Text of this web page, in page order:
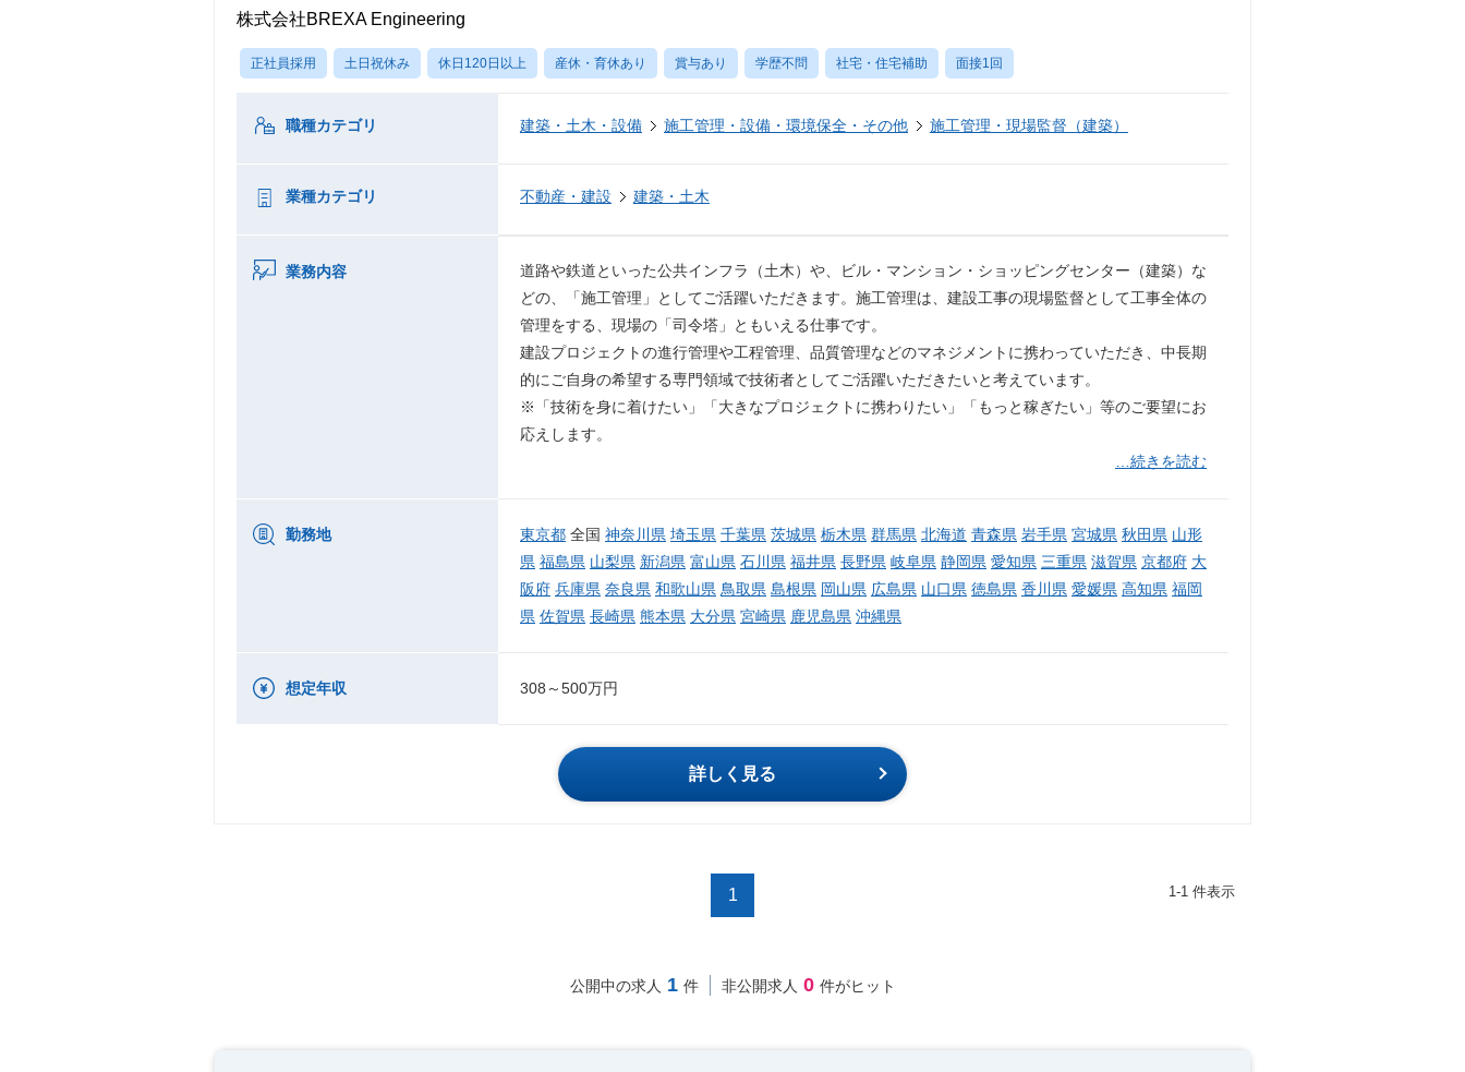
株式会社BREXA Engineering
正社員採用 土日祝休み 休日120日以上 産休・育休あり 賞与あり 学歴不問 社宅・住宅補助 面接1回
職種カテゴリ 建築・土木・設備 施工管理・設備・環境保全・その他 施工管理・現場監督（建築）
業種カテゴリ 不動産・建設 建築・土木
業務内容
道路や鉄道といった公共インフラ（土木）や、ビル・マンション・ショッピングセンター（建築）な
どの、「施工管理」としてご活躍いただきます。施工管理は、建設工事の現場監督として工事全体の
管理をする、現場の「司令塔」ともいえる仕事です。
建設プロジェクトの進行管理や工程管理、品質管理などのマネジメントに携わっていただき、中長期
的にご自身の希望する専門領域で技術者としてご活躍いただきたいと考えています。
※「技術を身に着けたい」「大きなプロジェクトに携わりたい」「もっと稼ぎたい」等のご要望にお
応えします。
…続きを読む
勤務地 東京都 全国 神奈川県 埼玉県 千葉県 茨城県 栃木県 群馬県 北海道 青森県 岩手県 宮城県 秋田県 山形
県 福島県 山梨県 新潟県 富山県 石川県 福井県 長野県 岐阜県 静岡県 愛知県 三重県 滋賀県 京都府 大
阪府 兵庫県 奈良県 和歌山県 鳥取県 島根県 岡山県 広島県 山口県 徳島県 香川県 愛媛県 高知県 福岡
県 佐賀県 長崎県 熊本県 大分県 宮崎県 鹿児島県 沖縄県
想定年収 308～500万円
詳しく見る
1 1-1 件表示
公開中の求人 1 件 非公開求人 0 件がヒット